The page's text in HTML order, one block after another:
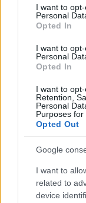
I want to
Personal
Opted In
I want to
Personal
Opted In
I want to
Retention,
Personal
Purposes for
Opted Out
Google
I want to
related to
device
base al loro
nello sviluppo
duplice: da un
quale
anche rispetto
altro
più efficace e
così tutti i